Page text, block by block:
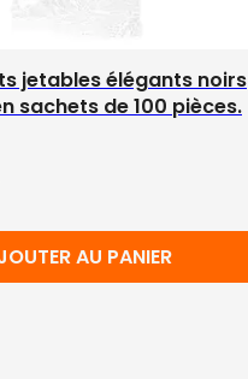
jetables élégants noirs
sachets de 100 pièces.
AU PANIER